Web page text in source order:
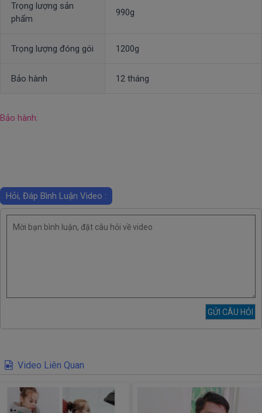
Trọng lượng sản
phẩm
990g
Trọng lượng đóng gói 1200g
Bảo hành 12 tháng
Bảo hành:
Hỏi, Đáp Bình Luận Video :
Video Liên Quan